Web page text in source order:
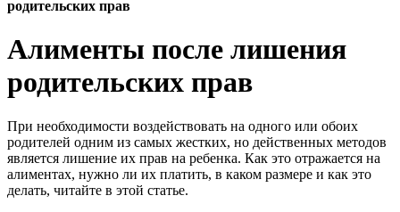
родительских прав
Алименты после лишения
родительских прав
При необходимости воздействовать на одного или обоих
родителей одним из самых жестких, но действенных методов
является лишение их прав на ребенка. Как это отражается на
алиментах, нужно ли их платить, в каком размере и как это
делать, читайте в этой статье.